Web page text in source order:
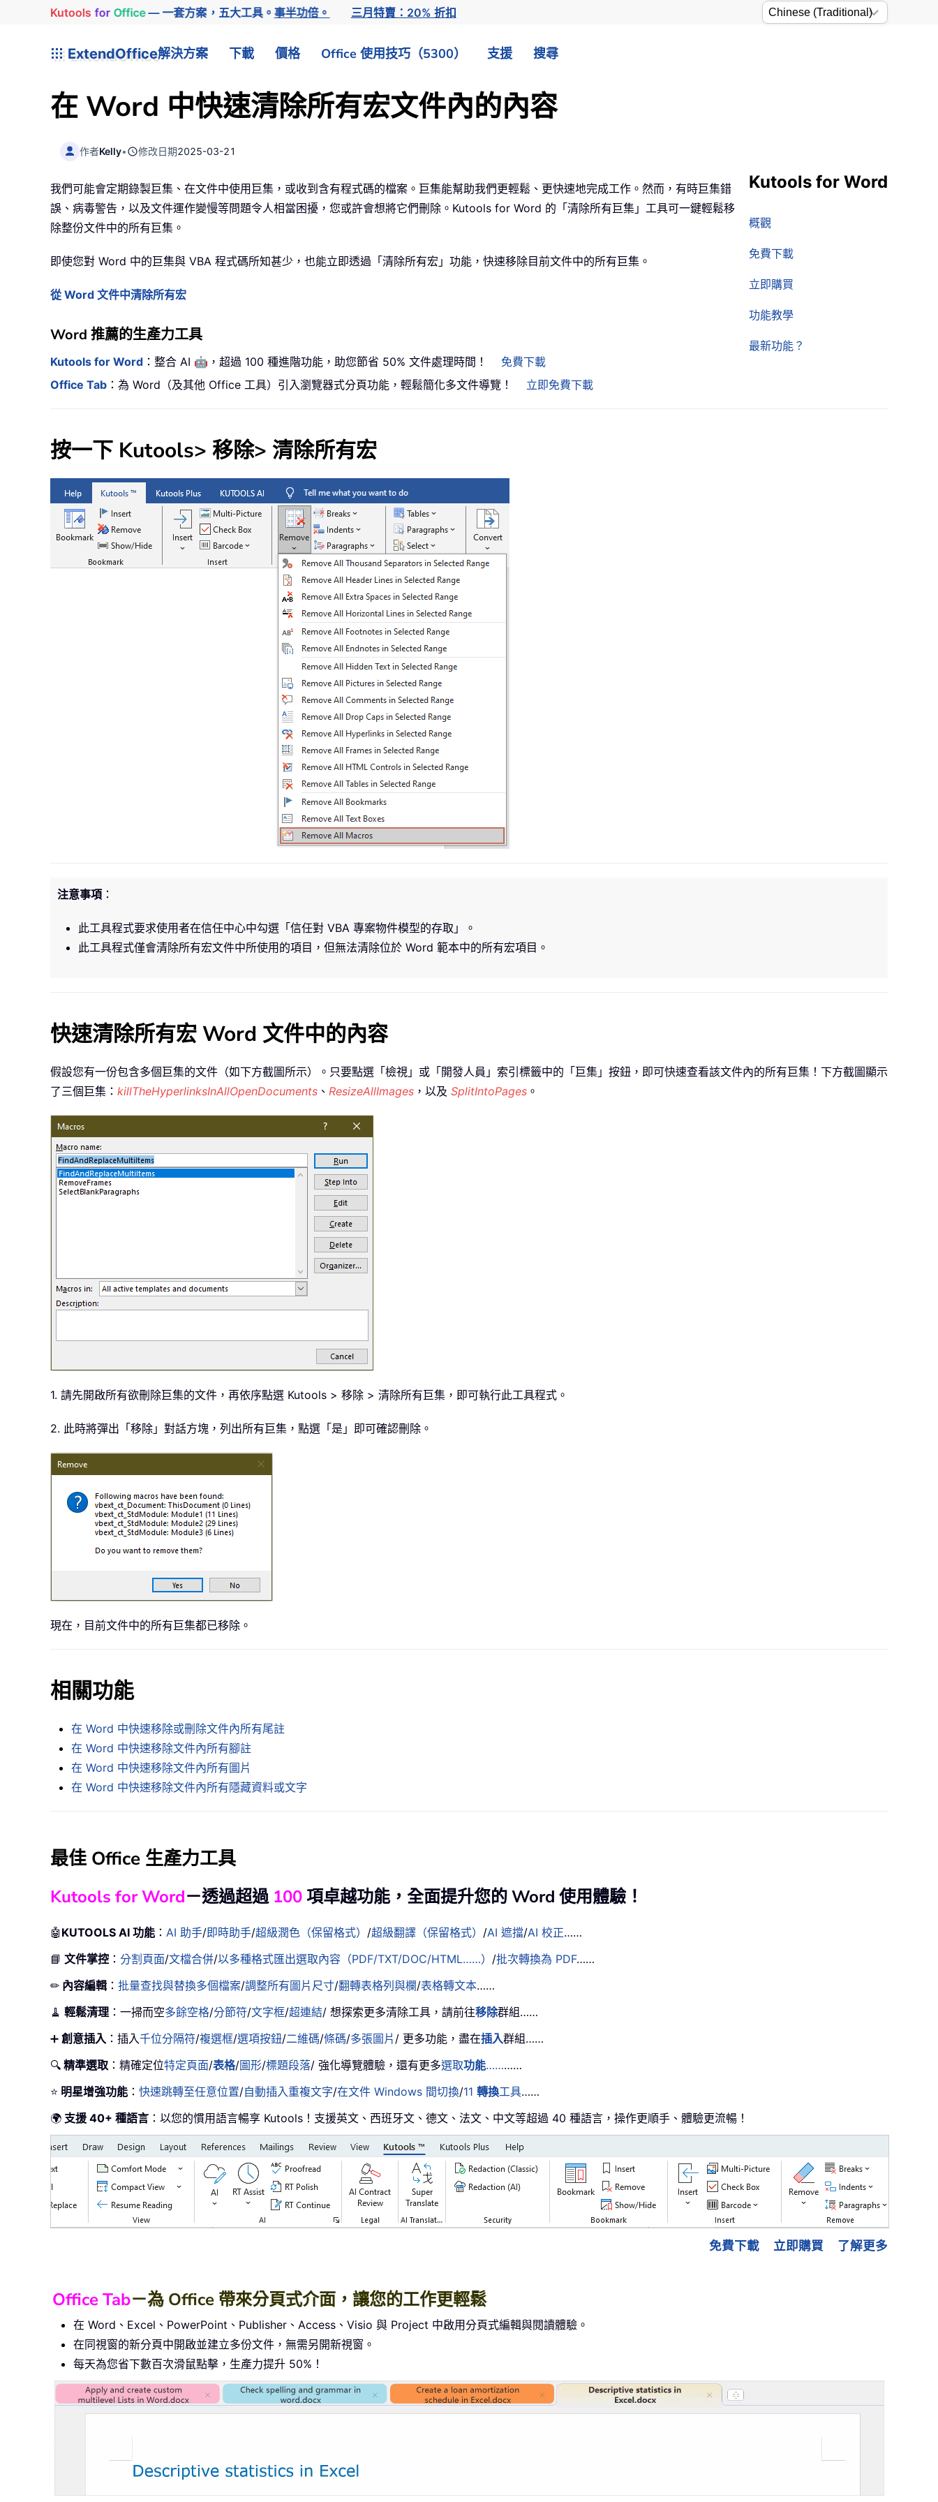
Kutools for Office— 一套方案，五大工具。事半功倍。 三月特賣：20% 折扣
ExtendOffice解決方案 下載 價格 Office 使用技巧（5300） 支援 搜尋
在 Word 中快速清除所有宏文件內的內容
作者Kelly• 修改日期2025-03-21
Kutools for Word
概觀
免費下載
立即購買
功能教學
最新功能？
我們可能會定期錄製巨集、在文件中使用巨集，或收到含有程式碼的檔案。巨集能幫助我們更輕鬆、更快速地完成工作。然而，有時巨集錯
誤、病毒警告，以及文件運作變慢等問題令人相當困擾，您或許會想將它們刪除。Kutools for Word 的「清除所有巨集」工具可一鍵輕鬆移
除整份文件中的所有巨集。
即使您對 Word 中的巨集與 VBA 程式碼所知甚少，也能立即透過「清除所有宏」功能，快速移除目前文件中的所有巨集。
從 Word 文件中清除所有宏
Word 推薦的生產力工具
Kutools for Word ：整合 AI 🤖 ，超過 100 種進階功能，助您節省 50% 文件處理時間！
免費下載
Office Tab ：為 Word（及其他 Office 工具）引入瀏覽器式分頁功能，輕鬆簡化多文件導覽！ 立即免費下載
按一下 Kutools> 移除> 清除所有宏
注意事項 ：
此工具程式要求使用者在信任中心中勾選「信任對 VBA 專案物件模型的存取」。
此工具程式僅會清除所有宏文件中所使用的項目，但無法清除位於 Word 範本中的所有宏項目。
快速清除所有宏 Word 文件中的內容
假設您有一份包含多個巨集的文件（如下方截圖所示）。只要點選「檢視」或「開發人員」索引標籤中的「巨集」按鈕，即可快速查看該文件內的所有巨集！下方截圖顯示
了三個巨集： killTheHyperlinksInAllOpenDocuments 、 ResizeAllImages ，以及 SplitIntoPages 。
1. 請先開啟所有欲刪除巨集的文件，再依序點選 Kutools > 移除 > 清除所有巨集，即可執行此工具程式。
2. 此時將彈出「移除」對話方塊，列出所有巨集，點選「是」即可確認刪除。
現在，目前文件中的所有巨集都已移除。
相關功能
在 Word 中快速移除或刪除文件內所有尾註
在 Word 中快速移除文件內所有腳註
在 Word 中快速移除文件內所有圖片
在 Word 中快速移除文件內所有隱藏資料或文字
最佳 Office 生產力工具
Kutools for Word－透過超過 100項卓越功能，全面提升您的 Word 使用體驗！
🤖 KUTOOLS AI 功能 ： AI 助手/即時助手/超級潤色（保留格式） /超級翻譯（保留格式） /AI 遮擋/AI 校正……
📘 文件掌控 ： 分割頁面/文檔合併/以多種格式匯出選取內容（PDF/TXT/DOC/HTML……） /批次轉換為 PDF……
✏ 內容編輯 ： 批量查找與替換多個檔案/調整所有圖片尺寸/翻轉表格列與欄/表格轉文本……
🧹 輕鬆清理 ：一掃而空多餘空格/分節符/文字框/超連結/ 想探索更多清除工具，請前往移除群組……
➕ 創意插入 ：插入千位分隔符/複選框/選項按鈕/二維碼/條碼/多張圖片 / 更多功能，盡在插入群組……
🔍 精準選取 ：精確定位特定頁面/表格/圖形/標題段落/ 強化導覽體驗，還有更多選取功能…………
⭐ 明星增強功能 ： 快速跳轉至任意位置/自動插入重複文字/在文件 Windows 間切換/11 轉換工具……
🌍 支援 40+ 種語言 ：以您的慣用語言暢享 Kutools！支援英文、西班牙文、德文、法文、中文等超過 40 種語言，操作更順手、體驗更流暢！
免費下載 立即購買 了解更多
Office Tab－為 Office 帶來分頁式介面，讓您的工作更輕鬆
在 Word、Excel、PowerPoint、Publisher、Access、Visio 與 Project 中啟用分頁式編輯與閱讀體驗。
在同視窗的新分頁中開啟並建立多份文件，無需另開新視窗。
每天為您省下數百次滑鼠點擊，生產力提升 50%！